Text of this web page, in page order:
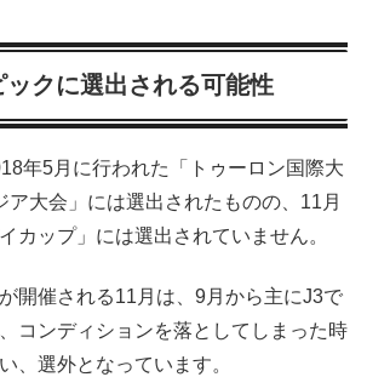
クに選出される可能性
年5月に行われた「トゥーロン国際大
ア大会」には選出されたものの、11月
カップ」には選出されていません。
開催される11月は、9月から主にJ3で
コンディションを落としてしまった時
、選外となっています。